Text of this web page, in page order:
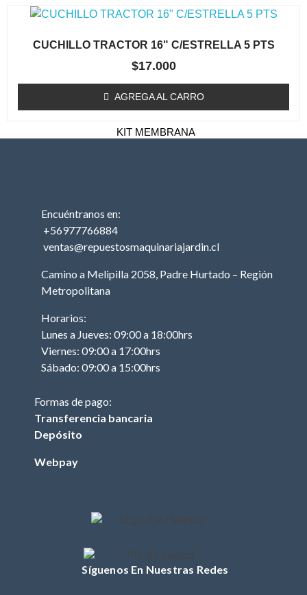
ESTANQUE DE
(ORILLADORA/DESMALEZADORA)
CARBURADOR
(ORILLADORA/DESMALEZADORA)
KIT MEMBRANA
OTROS (ORILLADORA
TRACTOR
CABURADOR
OTROS (TRACTOR
MOTOR)
CUCHILLO TRACTOR 16" C/ESTRELLA 5 PTS
$17.000
AGREGA AL CARRO
Encuéntranos en:
+56977766884
ventas@repuestosmaquinariajardin.cl
Camino a Melipilla 2058, Padre Hurtado – Región
Metropolitana
Horarios:
Lunes a Jueves: 09:00 a 18:00hrs
Viernes: 09:00 a 17:00hrs
Sábado: 09:00 a 15:00hrs
Formas de pago:
Transferencia bancaria
Depósito
Webpay
Síguenos En Nuestras Redes